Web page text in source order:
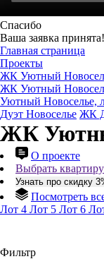
Спасибо
Ваша заявка принята!
Главная страница
Проекты
ЖК Уютный
ЖК Уютный
Уютный Новоселье,
Дуэт Новоселье ЖК
ЖК
О проекте
Выбрать
Узнать про скидку
Посмотреть
Лот 4 Лот 5 Лот 6
Фильтр